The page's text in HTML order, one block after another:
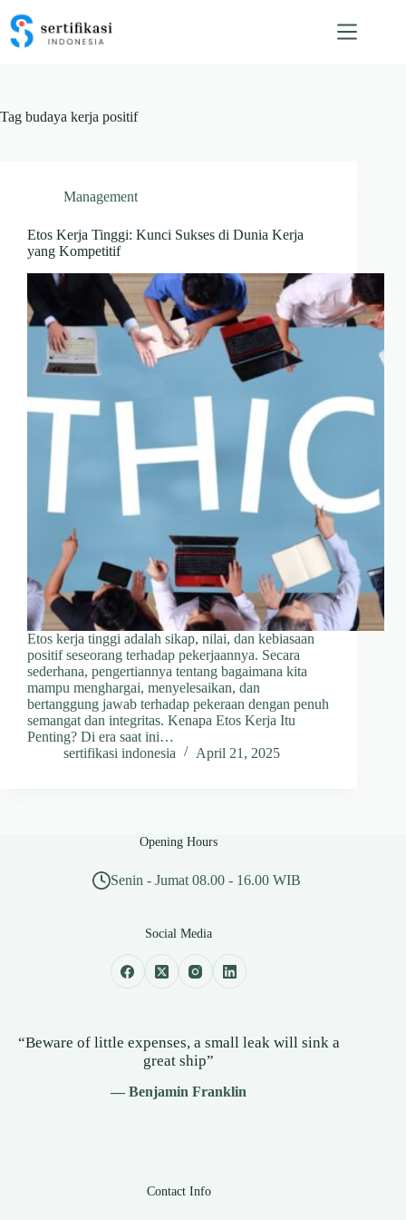
content
Tag budaya kerja positif
Management
Etos Kerja Tinggi: Kunci Sukses di Dunia Kerja
yang Kompetitif
Etos kerja tinggi adalah sikap, nilai, dan kebiasaan
positif seseorang terhadap pekerjaannya. Secara
sederhana, pengertiannya tentang bagaimana kita
mampu menghargai, menyelesaikan, dan
bertanggung jawab terhadap pekeraan dengan penuh
semangat dan integritas. Kenapa Etos Kerja Itu
Penting? Di era saat ini…
sertifikasi indonesia
April 21, 2025
Opening Hours
Senin - Jumat 08.00 - 16.00 WIB
Social Media
“Beware of little expenses, a small leak will sink a
great ship”
— Benjamin Franklin
Contact Info